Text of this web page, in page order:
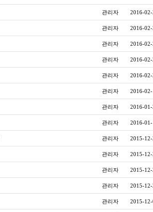
관리자 2016-
관리자 2016-
관리자 2016-
관리자 2016-02-
관리자 2016-02-
관리자 2016-02-
관리자 2016-01-
관리자 2016-
관리자 2015-12-
관리자 2015-12-
관리자 2015-12-
관리자 2015-12-
관리자 2015-12-